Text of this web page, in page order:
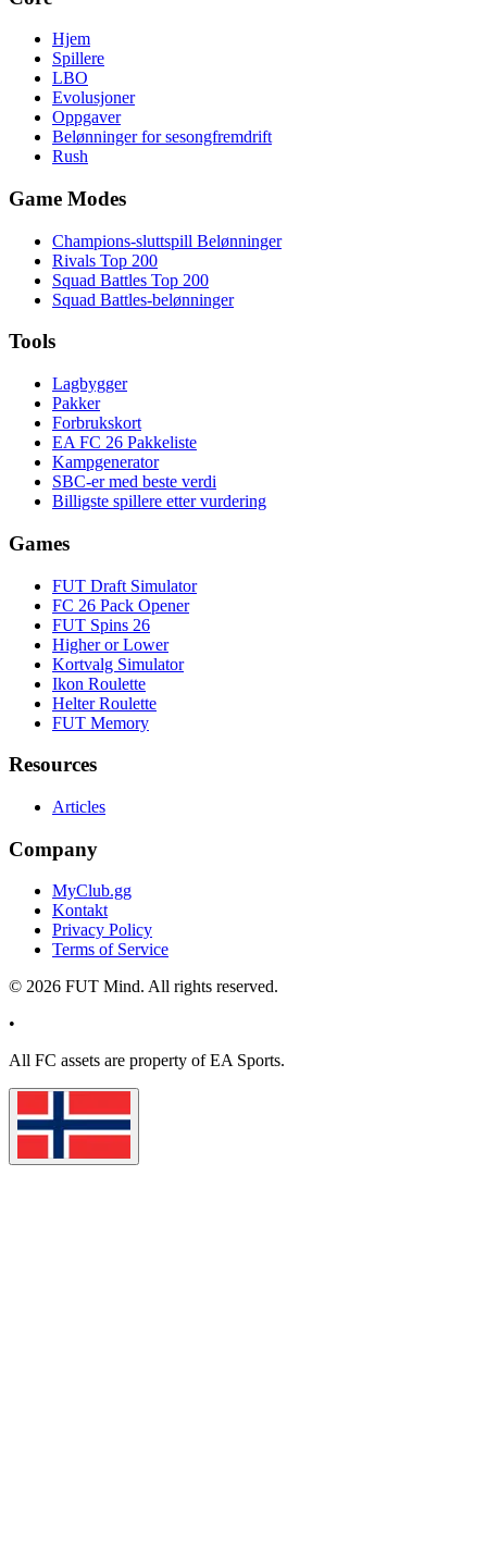
Hjem
Spillere
LBO
Evolusjoner
Oppgaver
Belønninger for sesongfremdrift
Rush
Game Modes
Champions-sluttspill Belønninger
Rivals Top 200
Squad Battles Top 200
Squad Battles-belønninger
Tools
Lagbygger
Pakker
Forbrukskort
EA FC 26 Pakkeliste
Kampgenerator
SBC-er med beste verdi
Billigste spillere etter vurdering
Games
FUT Draft Simulator
FC 26 Pack Opener
FUT Spins 26
Higher or Lower
Kortvalg Simulator
Ikon Roulette
Helter Roulette
FUT Memory
Resources
Articles
Company
MyClub.gg
Kontakt
Privacy Policy
Terms of Service
© 2026 FUT Mind. All rights reserved.
•
All FC assets are property of EA Sports.